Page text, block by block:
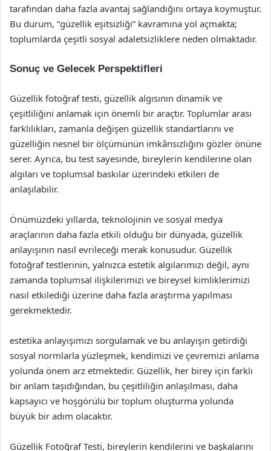
tarafından daha fazla avantaj sağlandığını ortaya koymuştur.
Bu durum, “güzellik eşitsizliği” kavramına yol açmakta;
toplumlarda çeşitli sosyal adaletsizliklere neden olmaktadır.
Sonuç ve Gelecek Perspektifleri
Güzellik fotoğraf testi, güzellik algısının dinamik ve
çeşitliliğini anlamak için önemli bir araçtır. Toplumlar arası
farklılıkları, zamanla değişen güzellik standartlarını ve
güzelliğin nesnel bir ölçümünün imkânsızlığını gözler önüne
serer. Ayrıca, bu test sayesinde, bireylerin kendilerine olan
algıları ve toplumsal baskılar üzerindeki etkileri de
anlaşılabilir.
Önümüzdeki yıllarda, teknolojinin ve sosyal medya
araçlarının daha fazla etkili olduğu bir dünyada, güzellik
anlayışının nasıl evrileceği merak konusudur. Güzellik
fotoğraf testlerinin, yalnızca estetik algılarımızı değil, aynı
zamanda toplumsal ilişkilerimizi ve bireysel kimliklerimizi
nasıl etkilediği üzerine daha fazla araştırma yapılması
gerekmektedir.
estetika anlayışımızı sorgulamak ve bu anlayışın getirdiği
sosyal normlarla yüzleşmek, kendimizi ve çevremizi anlama
yolunda önem arz etmektedir. Güzellik, her birey için farklı
bir anlam taşıdığından, bu çeşitliliğin anlaşılması, daha
kapsayıcı ve hoşgörülü bir toplum oluşturma yolunda
büyük bir adım olacaktır.
Güzellik Fotoğraf Testi, bireylerin kendilerini ve başkalarını